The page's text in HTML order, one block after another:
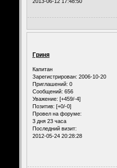
Гриня
Капитан
Зарегистрирован: 2006-10-20
Приглашений: 0
Сообщений: 656
Уважение: [+459/-4]
Позитив: [+0/-0]
Провел на форуме:
3 дня 23 часа
Последний визит:
2012-05-24 20:28:28